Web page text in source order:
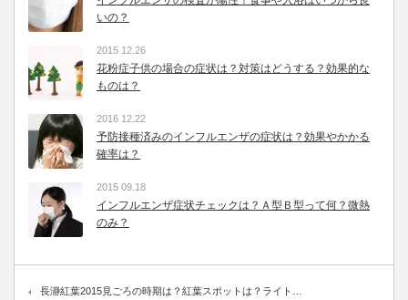
いの？
2015 12.26
花粉症子供の場合の症状は？対策はどうする？効果的な
ものは？
2016 12.22
予防接種済みのインフルエンザの症状は？効果やかかる
確率は？
2015 09.18
インフルエンザ症状チェックは？Ａ型Ｂ型って何？微熱
のみ？
長瀞紅葉2015見ごろの時期は？紅葉スポットは？ライト…